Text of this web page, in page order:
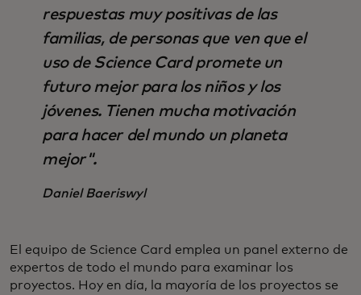
respuestas muy positivas de las
familias, de personas que ven que el
uso de Science Card promete un
futuro mejor para los niños y los
jóvenes. Tienen mucha motivación
para hacer del mundo un planeta
mejor".
Daniel Baeriswyl
El equipo de Science Card emplea un panel externo de
expertos de todo el mundo para examinar los
proyectos. Hoy en día, la mayoría de los proyectos se